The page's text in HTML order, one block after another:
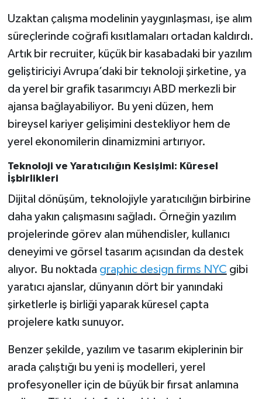
Uzaktan çalışma modelinin yaygınlaşması, işe alım
süreçlerinde coğrafi kısıtlamaları ortadan kaldırdı.
Artık bir recruiter, küçük bir kasabadaki bir yazılım
geliştiriciyi Avrupa’daki bir teknoloji şirketine, ya
da yerel bir grafik tasarımcıyı ABD merkezli bir
ajansa bağlayabiliyor. Bu yeni düzen, hem
bireysel kariyer gelişimini destekliyor hem de
yerel ekonomilerin dinamizmini artırıyor.
Teknoloji ve Yaratıcılığın Kesişimi: Küresel
İşbirlikleri
Dijital dönüşüm, teknolojiyle yaratıcılığın birbirine
daha yakın çalışmasını sağladı. Örneğin yazılım
projelerinde görev alan mühendisler, kullanıcı
deneyimi ve görsel tasarım açısından da destek
alıyor. Bu noktada graphic design firms NYC gibi
yaratıcı ajanslar, dünyanın dört bir yanındaki
şirketlerle iş birliği yaparak küresel çapta
projelere katkı sunuyor.
Benzer şekilde, yazılım ve tasarım ekiplerinin bir
arada çalıştığı bu yeni iş modelleri, yerel
profesyoneller için de büyük bir fırsat anlamına